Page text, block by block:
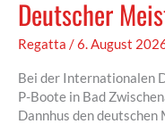
Deutscher
Regatta /6. August
Bei der Internationalen
P-Boote in Bad
Dannhus den